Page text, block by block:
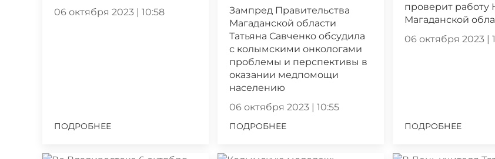
06 октября 2023 | 10:58
ПОДРОБНЕЕ
Зампред Правительства
Магаданской области
Татьяна Савченко обсудила
с колымскими онкологами
проблемы и перспективы в
оказании медпомощи
населению
06 октября 2023 | 10:55
ПОДРОБНЕЕ
проверит работу
Магаданской
06 октября 2023 |
ПОДРОБНЕЕ